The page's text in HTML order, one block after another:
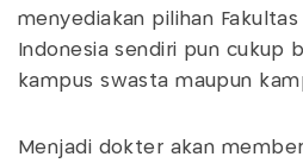
menyediakan pilihan
Indonesia sendiri pun cukup
kampus swasta maupun
Menjadi dokter akan